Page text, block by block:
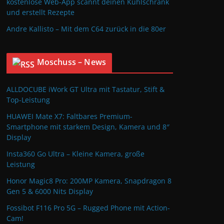
und erstellt Rezepte
Andre Kallisto – Mit dem C64 zurück in die 80er
Moschuss – News
ALLDOCUBE iWork GT Ultra mit Tastatur, Stift &
Top-Leistung
HUAWEI Mate X7: Faltbares Premium-
Smartphone mit starkem Design, Kamera und 8″
Display
Insta360 Go Ultra – Kleine Kamera, große
Leistung
Honor Magic8 Pro: 200MP Kamera, Snapdragon 8
Gen 5 & 6000 Nits Display
Fossibot F116 Pro 5G – Rugged Phone mit Action-
Cam!